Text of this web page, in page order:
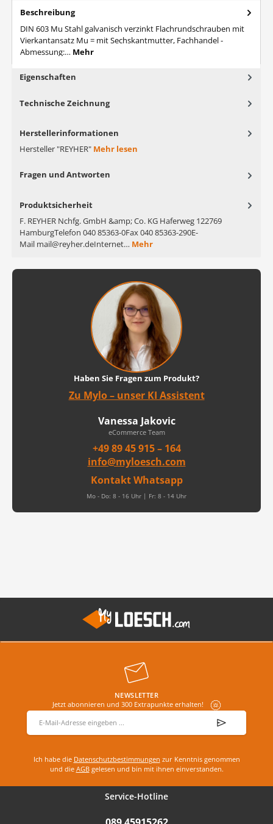
Beschreibung
DIN 603 Mu Stahl galvanisch verzinkt Flachrundschrauben mit
Vierkantansatz Mu = mit Sechskantmutter, Fachhandel -
Abmessung:… Mehr
Eigenschaften
Technische Zeichnung
Herstellerinformationen
Hersteller "REYHER" Mehr lesen
Fragen und Antworten
Produktsicherheit
F. REYHER Nchfg. GmbH &amp; Co. KG Haferweg 122769
HamburgTelefon 040 85363-0Fax 040 85363-290E-
Mail mail@reyher.deInternet… Mehr
Haben Sie Fragen zum Produkt?
Zu Mylo – unser KI Assistent
Vanessa Jakovic
eCommerce Team
+49 89 45 915 – 164
info@myloesch.com
Kontakt Whatsapp
Mo - Do: 8 - 16 Uhr | Fr: 8 - 14 Uhr
NEWSLETTER
Jetzt abonnieren und 300 Extrapunkte erhalten!
E-Mail-Adresse
Ich habe die Datenschutzbestimmungen zur Kenntnis genommen
und die AGBgelesen und bin mit ihnen einverstanden.
Service-Hotline